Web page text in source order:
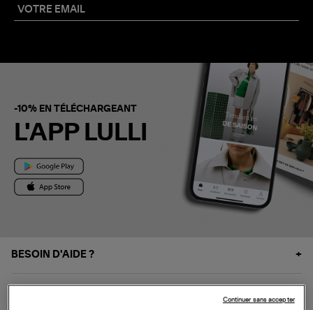
-10% EN TÉLÉCHARGEANT
L'APP LULLI
BESOIN D'AIDE ?
Continuer sans accepter